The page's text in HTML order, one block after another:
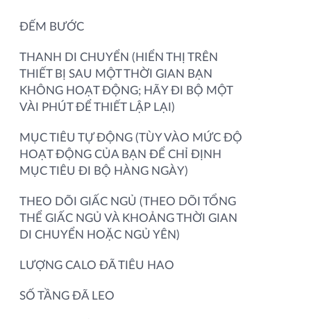
ĐẾM BƯỚC
THANH DI CHUYỂN (HIỂN THỊ TRÊN
THIẾT BỊ SAU MỘT THỜI GIAN BẠN
KHÔNG HOẠT ĐỘNG; HÃY ĐI BỘ MỘT
VÀI PHÚT ĐỂ THIẾT LẬP LẠI)
MỤC TIÊU TỰ ĐỘNG (TÙY VÀO MỨC ĐỘ
HOẠT ĐỘNG CỦA BẠN ĐỂ CHỈ ĐỊNH
MỤC TIÊU ĐI BỘ HÀNG NGÀY)
THEO DÕI GIẤC NGỦ (THEO DÕI TỔNG
THỂ GIẤC NGỦ VÀ KHOẢNG THỜI GIAN
DI CHUYỂN HOẶC NGỦ YÊN)
LƯỢNG CALO ĐÃ TIÊU HAO
SỐ TẦNG ĐÃ LEO